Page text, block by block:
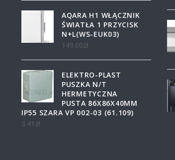
AQARA H1 WŁĄCZNIK
ŚWIATŁA 1 PRZYCISK
N+L(WS-EUK03)
149.00zł
ELEKTRO-PLAST
PUSZKA N/T
HERMETYCZNA
PUSTA 86X86X40MM
IP55 SZARA VP 002-03 (61.109)
3.41 zł